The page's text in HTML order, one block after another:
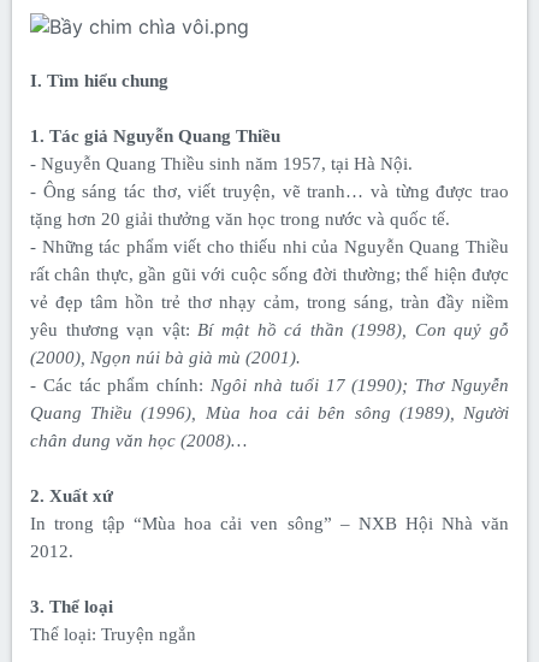
I. Tìm hiểu chung
1. Tác giả Nguyễn Quang Thiều
- Nguyễn Quang Thiều sinh năm 1957, tại Hà Nội.
- Ông sáng tác thơ, viết truyện, vẽ tranh… và từng được trao
tặng hơn 20 giải thưởng văn học trong nước và quốc tế.
- Những tác phẩm viết cho thiếu nhi của Nguyễn Quang Thiều
rất chân thực, gần gũi với cuộc sống đời thường; thể hiện được
vẻ đẹp tâm hồn trẻ thơ nhạy cảm, trong sáng, tràn đầy niềm
yêu thương vạn vật:Bí mật hồ cá thần (1998), Con quỷ gỗ
(2000), Ngọn núi bà già mù (2001).
- Các tác phẩm chính:Ngôi nhà tuổi 17 (1990); Thơ Nguyễn
Quang Thiều (1996), Mùa hoa cải bên sông (1989), Người
chân dung văn học (2008)…
2. Xuất xứ
In trong tập “Mùa hoa cải ven sông” – NXB Hội Nhà văn
2012.
3. Thể loại
Thể loại: Truyện ngắn